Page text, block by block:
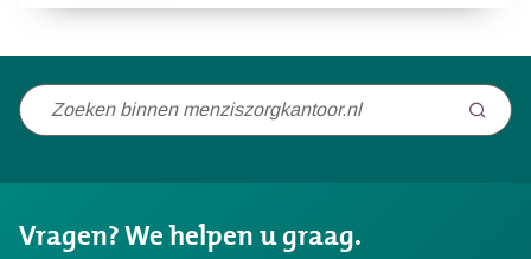
Niet
wat
zocht?
Vragen? We helpen u graag.